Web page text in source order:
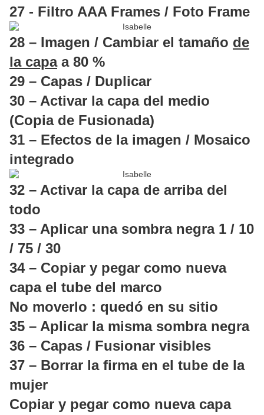
27 - Filtro AAA Frames / Foto Frame
28 – Imagen / Cambiar el tamaño de
la capaa 80 %
29 – Capas / Duplicar
30 – Activar la capa del medio
(Copia de Fusionada)
31 – Efectos de la imagen / Mosaico
integrado
32 – Activar la capa de arriba del
todo
33 – Aplicar una sombra negra 1 / 10
/ 75 / 30
34 – Copiar y pegar como nueva
capa el tube del marco
No moverlo : quedó en su sitio
35 – Aplicar la misma sombra negra
36 – Capas / Fusionar visibles
37 – Borrar la firma en el tube de la
mujer
Copiar y pegar como nueva capa